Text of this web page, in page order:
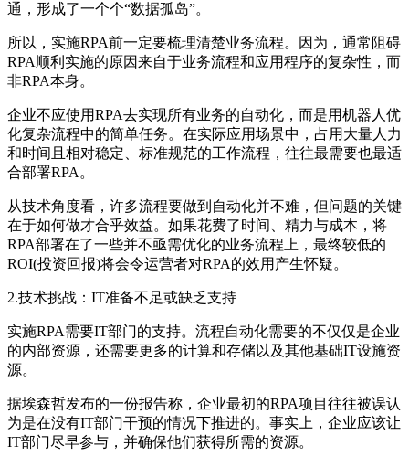
通，形成了一个个“数据孤岛”。
所以，实施RPA前一定要梳理清楚业务流程。因为，通常阻碍
RPA顺利实施的原因来自于业务流程和应用程序的复杂性，而
非RPA本身。
企业不应使用RPA去实现所有业务的自动化，而是用机器人优
化复杂流程中的简单任务。在实际应用场景中，占用大量人力
和时间且相对稳定、标准规范的工作流程，往往最需要也最适
合部署RPA。
从技术角度看，许多流程要做到自动化并不难，但问题的关键
在于如何做才合乎效益。如果花费了时间、精力与成本，将
RPA部署在了一些并不亟需优化的业务流程上，最终较低的
ROI(投资回报)将会令运营者对RPA的效用产生怀疑。
2.技术挑战：IT准备不足或缺乏支持
实施RPA需要IT部门的支持。流程自动化需要的不仅仅是企业
的内部资源，还需要更多的计算和存储以及其他基础IT设施资
源。
据埃森哲发布的一份报告称，企业最初的RPA项目往往被误认
为是在没有IT部门干预的情况下推进的。事实上，企业应该让
IT部门尽早参与，并确保他们获得所需的资源。